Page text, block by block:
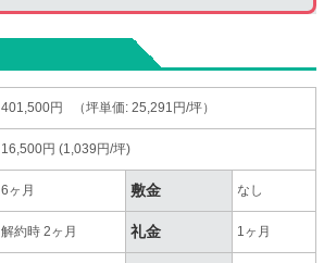
401,500円 （坪単価: 25,291円/坪）
16,500円 (1,039円/坪)
6ヶ月 敷金 なし
解約時 2ヶ月 礼金 1ヶ月